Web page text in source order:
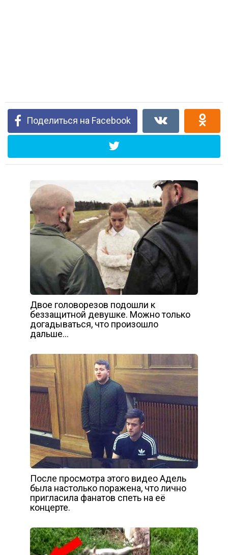
Поделиться на Facebook
Двое головорезов подошли к
беззащитной девушке. Можно только
догадываться, что произошло
дальше…
После просмотра этого видео Адель
была настолько поражена, что лично
пригласила фанатов спеть на её
концерте.